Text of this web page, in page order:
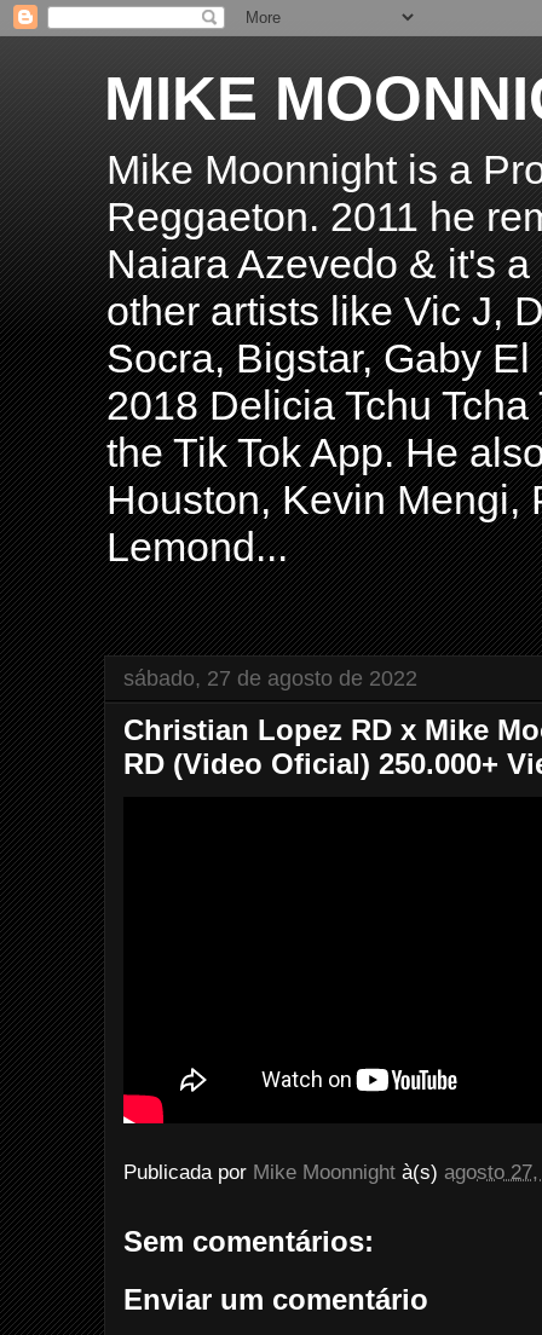
MIKE
Mike Moonnight is a
Reggaeton. 2011 he
Naiara Azevedo & it's
other artists like Vic J,
Socra, Bigstar, Gaby
2018 Delicia Tchu
the Tik Tok App. He
Houston, Kevin Mengi,
Lemond...
sábado, 27 de agosto de 2022
Christian Lopez RD x Mike
RD (Video Oficial) 250.000+
Publicada por Mike Moonnight à(s) agosto
Sem comentários:
Enviar um comentário